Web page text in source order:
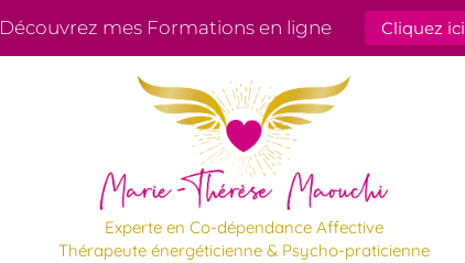
Découvrez mes Formations en ligne Cliquez ici
Experte en Co-dépendance Affective
Thérapeute énergéticienne & Psycho-praticienne